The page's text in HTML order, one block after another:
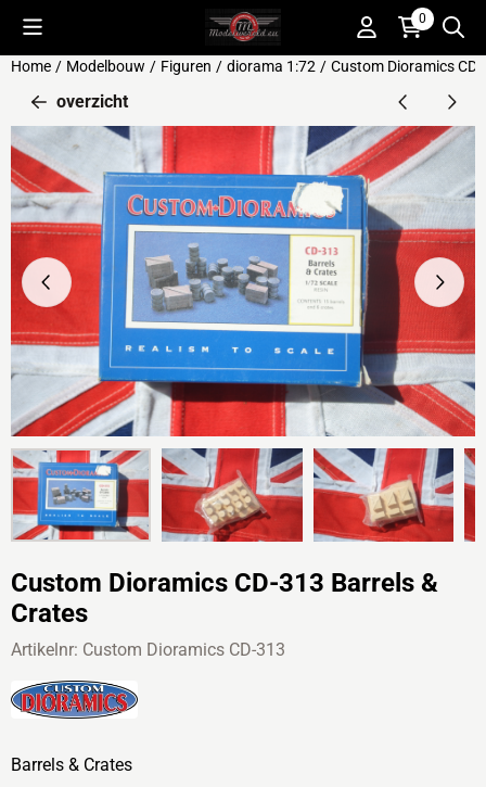
Cookievoorkeuren zijn beschikbaar. Kies instellingen of sta alle
0
Home / Modelbouw / Figuren / diorama 1:72 / Custom Dioramics
overzicht
Custom Dioramics CD-313 Barrels &
Crates
Artikelnr: Custom Dioramics CD-313
Barrels & Crates